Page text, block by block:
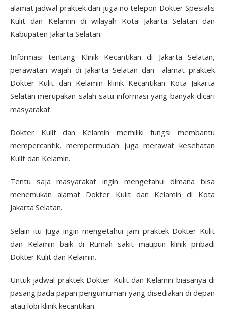
alamat jadwal praktek dan juga no telepon Dokter Spesialis
Kulit dan Kelamin di wilayah Kota Jakarta Selatan dan
Kabupaten Jakarta Selatan.
Informasi tentang Klinik Kecantikan di Jakarta Selatan,
perawatan wajah di Jakarta Selatan dan alamat praktek
Dokter Kulit dan Kelamin klinik Kecantikan Kota Jakarta
Selatan merupakan salah satu informasi yang banyak dicari
masyarakat.
Dokter Kulit dan Kelamin memiliki fungsi membantu
mempercantik, mempermudah juga merawat kesehatan
Kulit dan Kelamin.
Tentu saja masyarakat ingin mengetahui dimana bisa
menemukan alamat Dokter Kulit dan Kelamin di Kota
Jakarta Selatan.
Selain itu Juga ingin mengetahui jam praktek Dokter Kulit
dan Kelamin baik di Rumah sakit maupun klinik pribadi
Dokter Kulit dan Kelamin.
Untuk jadwal praktek Dokter Kulit dan Kelamin biasanya di
pasang pada papan pengumuman yang disediakan di depan
atau lobi klinik kecantikan.